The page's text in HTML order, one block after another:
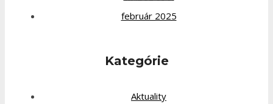
február 2025
Kategórie
Aktuality